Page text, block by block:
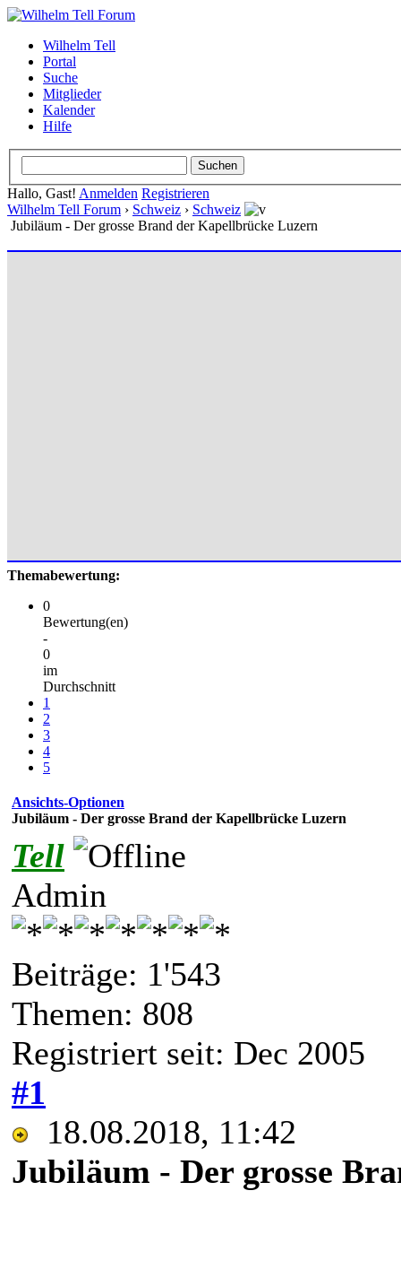
Wilhelm Tell
Portal
Suche
Mitglieder
Kalender
Hilfe
Hallo, Gast! Anmelden Registrieren
Wilhelm Tell Forum › Schweiz › Schweiz
Jubiläum - Der grosse Brand der Kapellbrücke Luzern
Themabewertung:
0
Bewertung(en)
-
0
im
Durchschnitt
1
2
3
4
5
Ansichts-Optionen
Jubiläum - Der grosse Brand der Kapellbrücke Luzern
Tell
Admin
Beiträge: 1'543
Themen: 808
Registriert seit: Dec 2005
#1
18.08.2018, 11:42
Jubiläum - Der grosse